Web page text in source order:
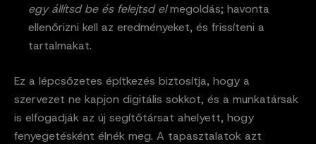
egy állítsd be és felejtsd elmegoldás; havonta
ellenőrizni kell az eredményeket, és frissíteni a
tartalmakat.
Ez a lépcsőzetes építkezés biztosítja, hogy a
szervezet ne kapjon digitális sokkot, és a munkatársak
is elfogadják az új segítőtársat ahelyett, hogy
fenyegetésként élnék meg. A tapasztalatok azt